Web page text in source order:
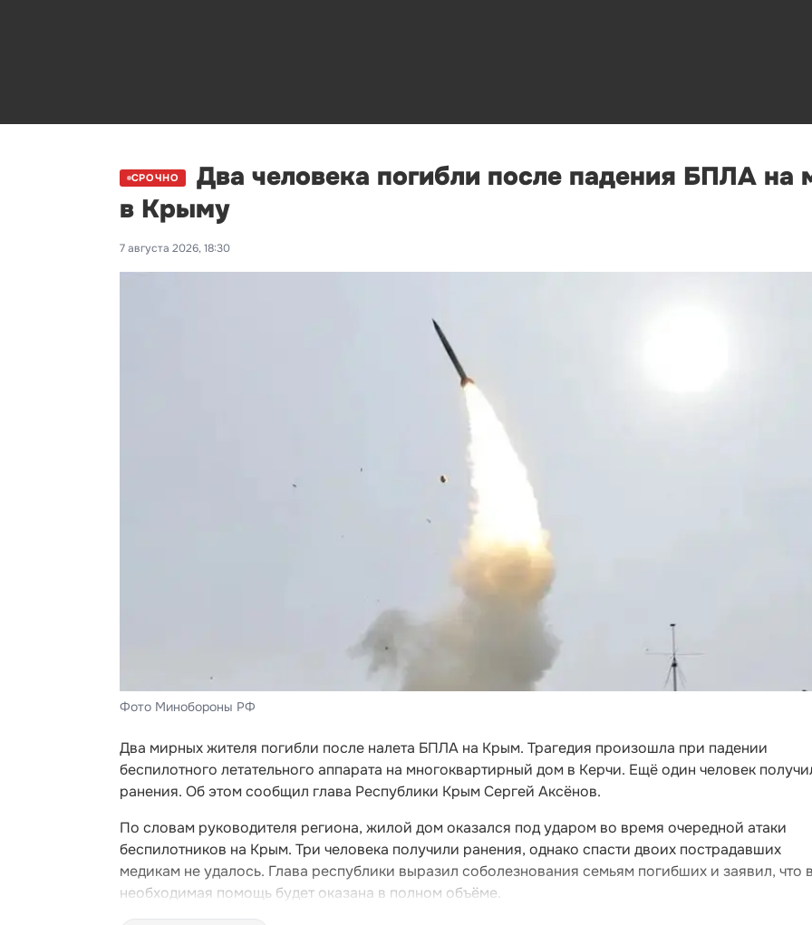
СРОЧНО
Два человека погибли после падения БПЛА на
в Крыму
7 августа 2026, 18:30
Фото Минобороны РФ
Два мирных жителя погибли после налета БПЛА на Крым. Трагедия произошла при падении
беспилотного летательного аппарата на многоквартирный дом в Керчи. Ещё один человек
ранения. Об этом сообщил глава Республики Крым Сергей Аксёнов.
По словам руководителя региона, жилой дом оказался под ударом во время очередной атаки
беспилотников на Крым. Три человека получили ранения, однако спасти двоих пострадавших
медикам не удалось. Глава республики выразил соболезнования семьям погибших и заявил, что
необходимая помощь будет оказана в полном объёме.